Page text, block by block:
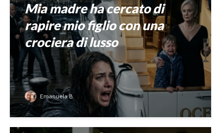
Mia madre ha cercato di
rapire mio figlio con una
crociera di lusso
Emanuela B.